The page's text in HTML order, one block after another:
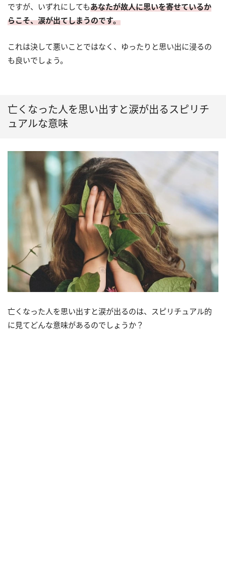
ですが、いずれにしてもあなたが故人に思いを寄せているか
らこそ、涙が出てしまうのです。
これは決して悪いことではなく、ゆったりと思い出に浸るの
も良いでしょう。
亡くなった人を思い出すと涙が出るスピリチ
ュアルな意味
亡くなった人を思い出すと涙が出るのは、スピリチュアル的
に見てどんな意味があるのでしょうか？